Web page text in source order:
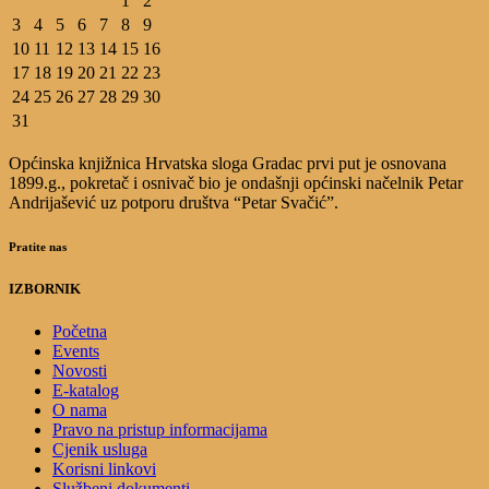
3
4 5 6 7 8
9
10 11 12 13 14 15 16
17 18 19 20 21 22 23
24 25 26 27 28 29 30
31
Općinska knjižnica Hrvatska sloga Gradac prvi put je osnovana
1899.g., pokretač i osnivač bio je ondašnji općinski načelnik Petar
Andrijašević uz potporu društva “Petar Svačić”.
Pratite nas
IZBORNIK
Početna
Events
Novosti
E-katalog
O nama
Pravo na pristup informacijama
Cjenik usluga
Korisni linkovi